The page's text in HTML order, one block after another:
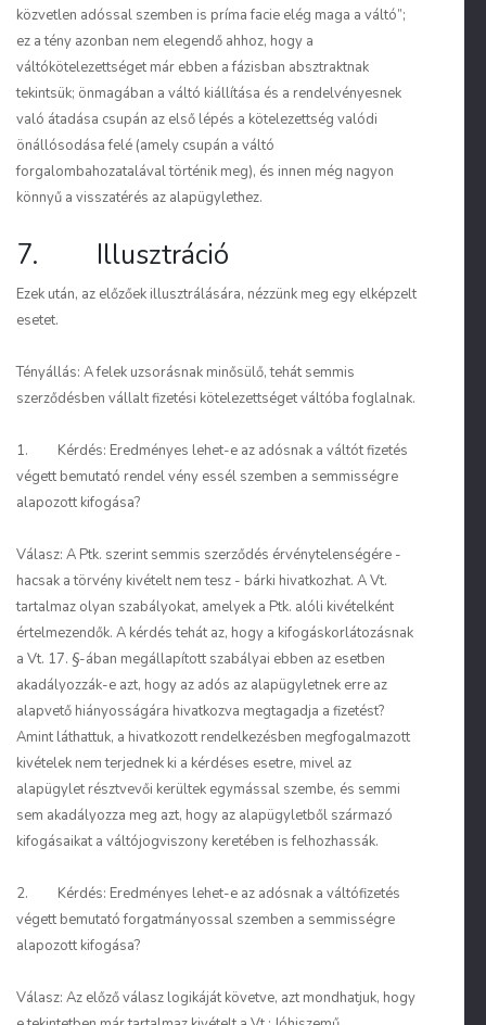
közvetlen adóssal szemben is príma facie elég maga a váltó”;
ez a tény azonban nem elegendő ahhoz, hogy a
váltókötelezettséget már ebben a fázisban absztraktnak
tekintsük; önmagában a váltó kiállítása és a rendelvényesnek
való átadása csupán az első lépés a kötelezettség valódi
önállósodása felé (amely csupán a váltó
forgalombahozatalával történik meg), és innen még nagyon
könnyű a visszatérés az alapügylethez.
7. Illusztráció
Ezek után, az előzőek illusztrálására, nézzünk meg egy elképzelt
esetet.
Tényállás: A felek uzsorásnak minősülő, tehát semmis
szerződésben vállalt fizetési kötelezettséget váltóba foglalnak.
1. Kérdés: Eredményes lehet-e az adósnak a váltót fizetés
végett bemutató rendel vény essél szemben a semmisségre
alapozott kifogása?
Válasz: A Ptk. szerint semmis szerződés érvénytelenségére -
hacsak a törvény kivételt nem tesz - bárki hivatkozhat. A Vt.
tartalmaz olyan szabályokat, amelyek a Ptk. alóli kivételként
értelmezendők. A kérdés tehát az, hogy a kifogáskorlátozásnak
a Vt. 17. §-ában megállapított szabályai ebben az esetben
akadályozzák-e azt, hogy az adós az alapügyletnek erre az
alapvető hiányosságára hivatkozva megtagadja a fizetést?
Amint láthattuk, a hivatkozott rendelkezésben megfogalmazott
kivételek nem terjednek ki a kérdéses esetre, mivel az
alapügylet résztvevői kerültek egymással szembe, és semmi
sem akadályozza meg azt, hogy az alapügyletből származó
kifogásaikat a váltójogviszony keretében is felhozhassák.
2. Kérdés: Eredményes lehet-e az adósnak a váltófizetés
végett bemutató forgatmányossal szemben a semmisségre
alapozott kifogása?
Válasz: Az előző válasz logikáját követve, azt mondhatjuk, hogy